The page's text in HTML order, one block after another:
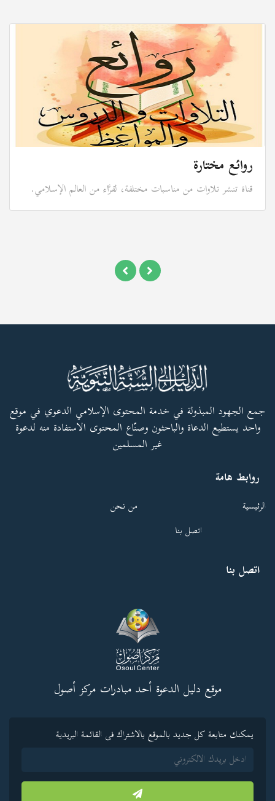
روائع مختارة
قناة تنشر تلاوات من مناسبات مختلفة، لقرَّاء من العالم الإسلامي.
جمع الجهود المبذولة في خدمة المحتوى الإسلامي الدعوي في موقع
واحد يستطيع الدعاة والباحثون وصنّاع المحتوى الاستفادة منه لدعوة
غير المسلمين
روابط هامة
الرئيسية
من نحن
اتصل بنا
اتصل بنا
موقع دليل الدعوة أحد مبادرات مركز أصول
يمكنك متابعة كل جديد بالموقع بالاشتراك فى القائمة البريدية